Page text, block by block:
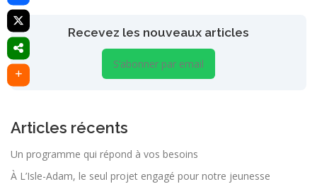
Recevez les nouveaux articles
S’abonner par email
Articles récents
Un programme qui répond à vos besoins
À L’Isle-Adam, le seul projet engagé pour notre jeunesse